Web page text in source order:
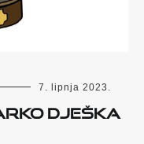
7. lipnja 2023.
Dješka